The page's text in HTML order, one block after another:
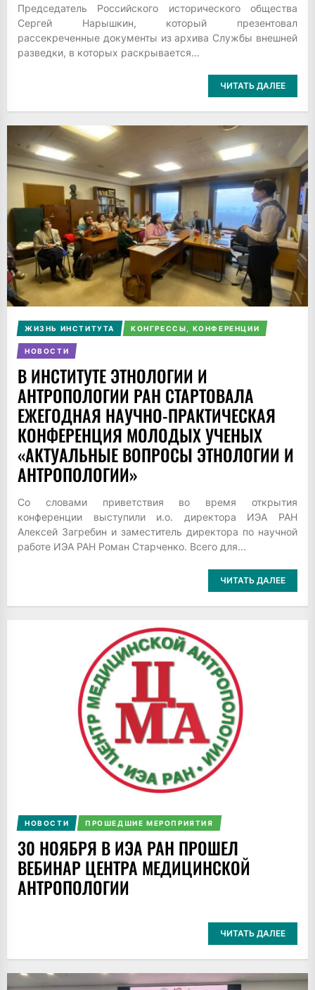
Председатель Российского исторического общества
Сергей Нарышкин, который презентовал
рассекреченные документы из архива Службы внешней
разведки, в которых раскрывается...
ЧИТАТЬ ДАЛЕЕ
ЖИЗНЬ ИНСТИТУТА КОНГРЕССЫ, КОНФЕРЕНЦИИ
НОВОСТИ
В ИНСТИТУТЕ ЭТНОЛОГИИ И
АНТРОПОЛОГИИ РАН СТАРТОВАЛА
ЕЖЕГОДНАЯ НАУЧНО-ПРАКТИЧЕСКАЯ
КОНФЕРЕНЦИЯ МОЛОДЫХ УЧЕНЫХ
«АКТУАЛЬНЫЕ ВОПРОСЫ ЭТНОЛОГИИ И
АНТРОПОЛОГИИ»
Со словами приветствия во время открытия
конференции выступили и.о. директора ИЭА РАН
Алексей Загребин и заместитель директора по научной
работе ИЭА РАН Роман Старченко. Всего для...
ЧИТАТЬ ДАЛЕЕ
НОВОСТИ ПРОШЕДШИЕ МЕРОПРИЯТИЯ
30 НОЯБРЯ В ИЭА РАН ПРОШЕЛ
ВЕБИНАР ЦЕНТРА МЕДИЦИНСКОЙ
АНТРОПОЛОГИИ
ЧИТАТЬ ДАЛЕЕ